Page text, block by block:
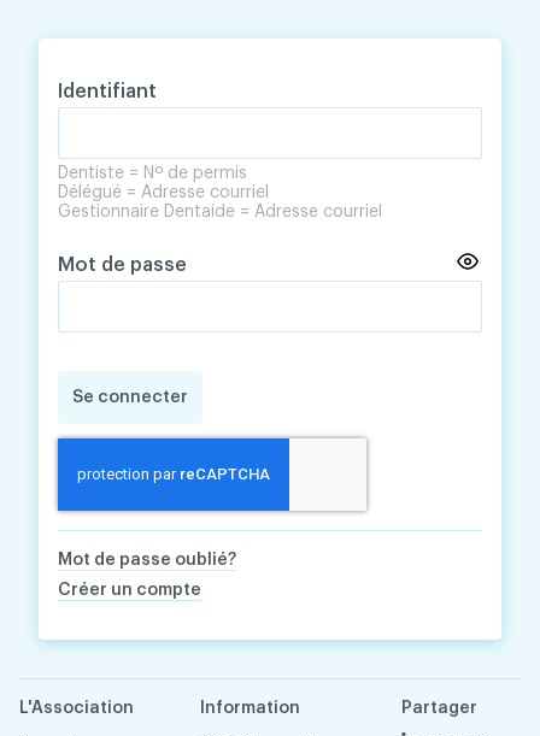
Identifiant
Dentiste = Nº de permis
Délégué = Adresse courriel
Gestionnaire Dentaide = Adresse courriel
Mot de passe
Se connecter
Mot de passe oublié?
Créer un compte
L'Association Information Partager